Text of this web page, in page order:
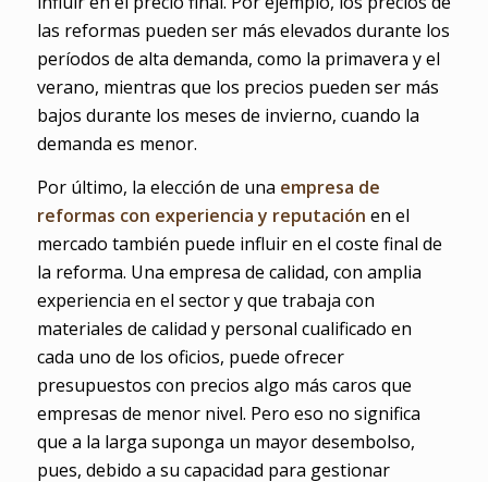
las reformas pueden ser más elevados durante los
períodos de alta demanda, como la primavera y el
verano, mientras que los precios pueden ser más
bajos durante los meses de invierno, cuando la
demanda es menor.
Por último, la elección de una empresa de
reformas con experiencia y reputación en el
mercado también puede influir en el coste final de
la reforma. Una empresa de calidad, con amplia
experiencia en el sector y que trabaja con
materiales de calidad y personal cualificado en
cada uno de los oficios, puede ofrecer
presupuestos con precios algo más caros que
empresas de menor nivel. Pero eso no significa
que a la larga suponga un mayor desembolso,
pues, debido a su capacidad para gestionar